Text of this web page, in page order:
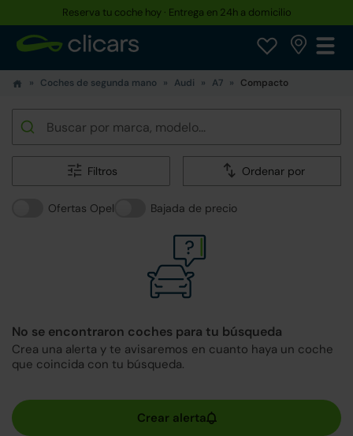
Hasta un 30% más barato que uno nuevo
Coches de segunda mano Audi A7 Compacto
Filtros Ordenar por
Ofertas Opel Bajada de precio
No se encontraron coches para tu búsqueda
Crea una alerta y te avisaremos en cuanto haya un coche
que coincida con tu búsqueda.